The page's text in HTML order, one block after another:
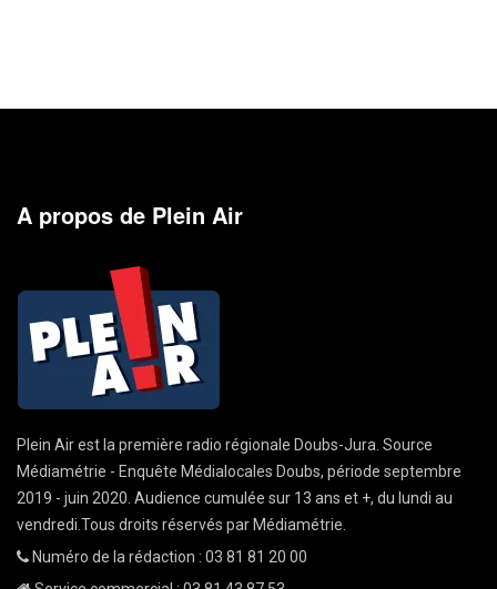
A propos de Plein Air
Plein Air est la première radio régionale Doubs-Jura. Source
Médiamétrie - Enquête Médialocales Doubs, période septembre
2019 - juin 2020. Audience cumulée sur 13 ans et +, du lundi au
vendredi.Tous droits réservés par Médiamétrie.
Numéro de la rédaction : 03 81 81 20 00